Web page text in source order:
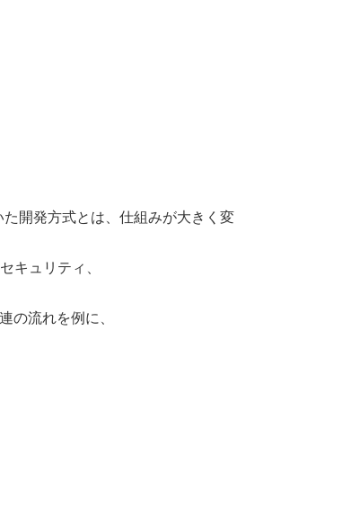
開発方式とは、仕組みが大きく変
キュリティ、
の流れを例に、